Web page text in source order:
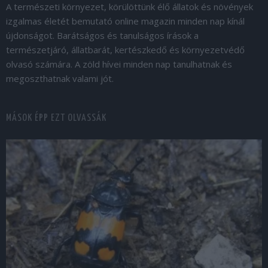
A természeti környezet, körülöttünk élő állatok és növények
izgalmas életét bemutató online magazin minden nap kínál
újdonságot. Barátságos és tanulságos írások a
természetjáró, állatbarát, kertészkedő és környezetvédő
olvasó számára. A zöld hívei minden nap tanulhatnak és
megoszthatnak valami jót.
MÁSOK ÉPP EZT OLVASSÁK